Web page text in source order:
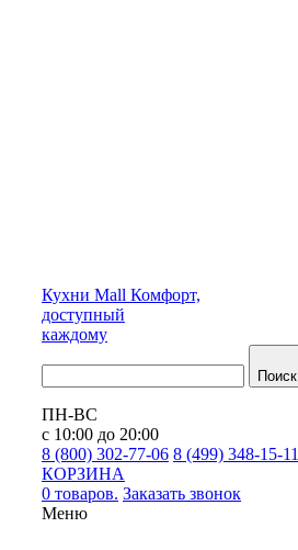
Кухни Mall Комфорт,
доступный
каждому
Поиск
ПН-ВС
с 10:00 до 20:00
8 (800) 302-77-06 8 (499) 348-15-11
КОРЗИНА
0 товаров. Заказать звонок
Меню